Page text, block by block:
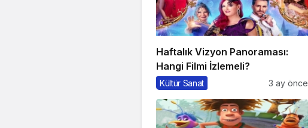
Haftalık Vizyon Panoraması:
Hangi Filmi İzlemeli?
Kültür Sanat 3 ay önce